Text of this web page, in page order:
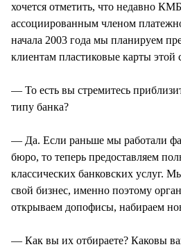
хочется отметить, что недавно
ассоциированным членом
начала 2003 года мы планируем
клиентам пластиковые карты этой
— То есть вы стремитесь
типу банка?
— Да. Если раньше мы работали
бюро, то теперь предоставляем
классических банковских услуг.
свой бизнес, именно поэтому
открываем допофисы, набираем
— Как вы их отбираете? Каковы